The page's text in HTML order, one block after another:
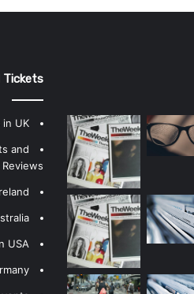
Tickets
UK
and
Reviews
USA